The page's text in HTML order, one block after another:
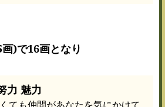
)で16画となり
力 魅力